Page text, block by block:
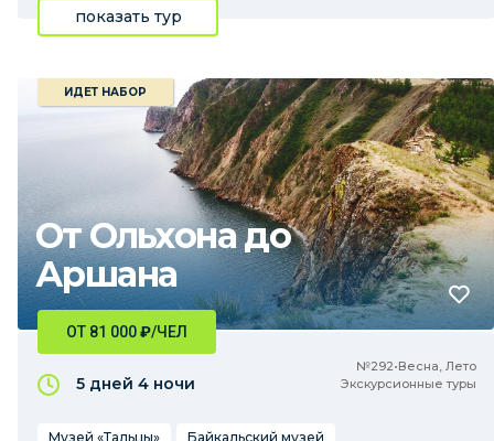
показать тур
От Ольхона до
Аршана
ИДЕТ НАБОР
№292•Весна, Лето
Экскурсионные туры
ОТ 81 000₽/ЧЕЛ
5 дней 4 ночи
Музей «Тальцы» Байкальский музей